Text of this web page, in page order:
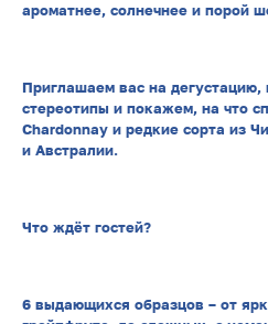
ароматнее, солнечнее и порой
Приглашаем вас на
стереотипы и покажем, на что
Chardonnay и редкие сорта из
и Австралии.
Что ждёт гостей?
6 выдающихся образцов – от